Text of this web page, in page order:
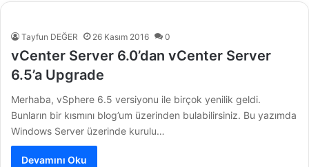
Tayfun DEĞER 26 Kasım 2016 0
vCenter Server 6.0’dan vCenter Server
6.5’a Upgrade
Merhaba, vSphere 6.5 versiyonu ile birçok yenilik geldi.
Bunların bir kısmını blog’um üzerinden bulabilirsiniz. Bu yazımda
Windows Server üzerinde kurulu…
Devamını Oku